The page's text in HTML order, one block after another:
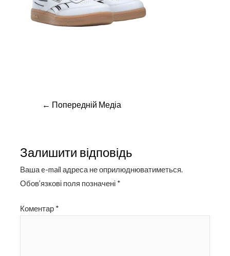
Навігація
← Попередній Медіа
Залишити відповідь
Ваша e-mail адреса не оприлюднюватиметься.
Обов’язкові поля позначені *
Коментар *